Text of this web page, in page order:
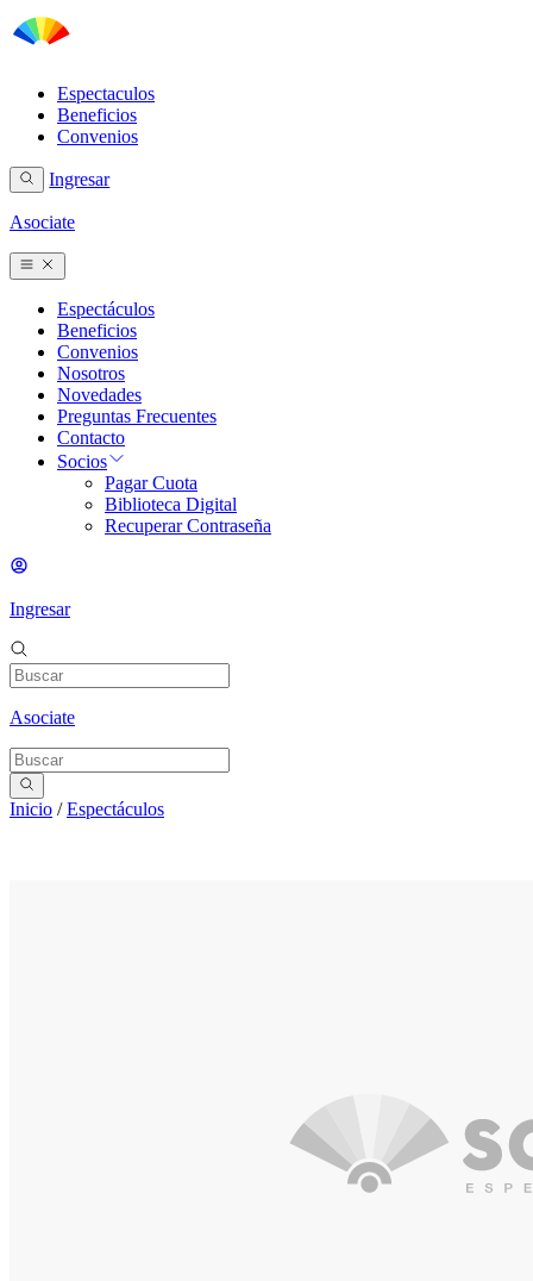
Espectaculos
Beneficios
Convenios
Ingresar
Asociate
Espectáculos
Beneficios
Convenios
Nosotros
Novedades
Preguntas Frecuentes
Contacto
Socios
Pagar Cuota
Biblioteca Digital
Recuperar Contraseña
Ingresar
Asociate
Inicio /Espectáculos